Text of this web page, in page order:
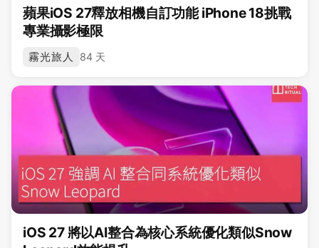
蘋果iOS 27釋放相機自訂功能 iPhone 18挑戰
專業攝影極限
霧光旅人 84 天
iOS 27 將以AI整合為核心系統優化類似Snow